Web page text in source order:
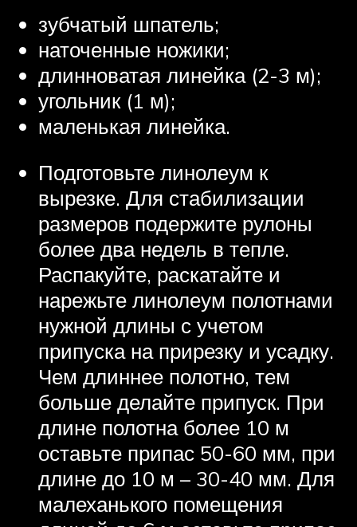
зубчатый шпатель;
наточенные ножики;
длинноватая линейка (2-3 м);
угольник (1 м);
маленькая линейка.
Подготовьте линолеум к
вырезке. Для стабилизации
размеров подержите рулоны
более два недель в тепле.
Распакуйте, раскатайте и
нарежьте линолеум полотнами
нужной длины с учетом
припуска на прирезку и усадку.
Чем длиннее полотно, тем
больше делайте припуск. При
длине полотна более 10 м
оставьте припас 50-60 мм, при
длине до 10 м – 30-40 мм. Для
малеханького помещения